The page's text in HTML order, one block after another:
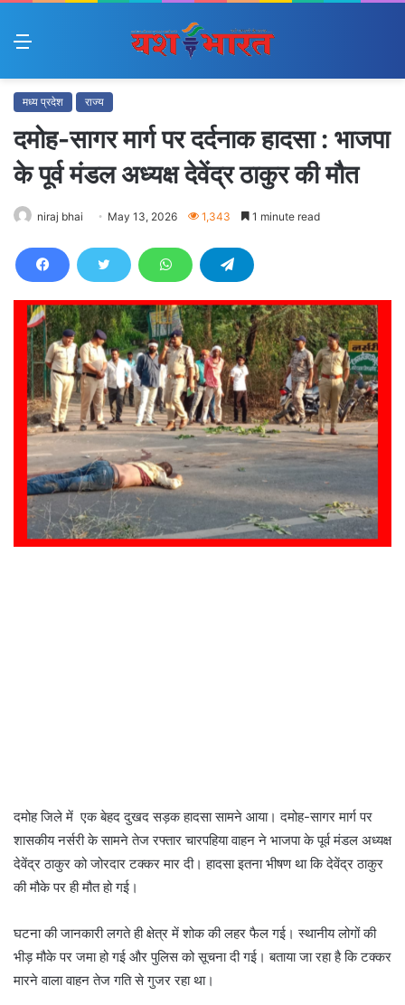
Menu
मध्य प्रदेश राज्य
दमोह-सागर मार्ग पर दर्दनाक हादसा : भाजपा
के पूर्व मंडल अध्यक्ष देवेंद्र ठाकुर की मौत
niraj bhai May 13, 2026 1,343 1 minute read
दमोह जिले में एक बेहद दुखद सड़क हादसा सामने आया। दमोह-सागर मार्ग पर
शासकीय नर्सरी के सामने तेज रफ्तार चारपहिया वाहन ने भाजपा के पूर्व मंडल अध्यक्ष
देवेंद्र ठाकुर को जोरदार टक्कर मार दी। हादसा इतना भीषण था कि देवेंद्र ठाकुर
की मौके पर ही मौत हो गई।
घटना की जानकारी लगते ही क्षेत्र में शोक की लहर फैल गई। स्थानीय लोगों की
भीड़ मौके पर जमा हो गई और पुलिस को सूचना दी गई। बताया जा रहा है कि टक्कर
मारने वाला वाहन तेज गति से गुजर रहा था।